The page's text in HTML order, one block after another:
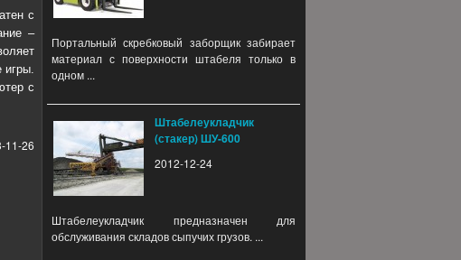
с
–
игры.
с
11-26
Портальный скребковый заборщик забирает
материал с поверхности штабеля только в
одном ...
Штабелеукладчик
(стакер) ШУ-600
Штабелеукладчик предназначен для
обслуживания складов сыпучих грузов. ...
2012-12-24